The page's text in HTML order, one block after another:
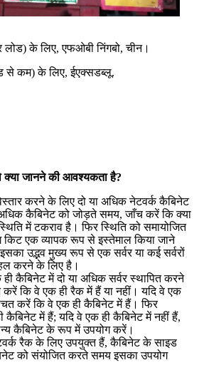
लोड) के लिए, एफओबी निंगबो, चीन।
से कम) के लिए, ईएक्सडब्लू.
जानने की आवश्यकता है?
करने के लिए दो या अधिक नेटवर्क कैबिनेट
कैबिनेट को जोड़ते समय, जाँच करें कि क्या
में टकराव है। फिर स्थिति को समायोजित
एक व्यापक रूप से इस्तेमाल किया जाने
उद्भव मुख्य रूप से एक सर्वर या कई सर्वरों
करने के लिए है।
कैबिनेट में दो या अधिक सर्वर स्थापित करने
करें कि वे एक ही रैक में हैं या नहीं। यदि वे एक
करें कि वे एक ही कैबिनेट में हैं। फिर
कैबिनेट में हैं; यदि वे एक ही कैबिनेट में नहीं हैं,
कैबिनेट के रूप में उपयोग करें।
रैक के लिए उपयुक्त हैं, कैबिनेट के साइड
को संयोजित करते समय इसका उपयोग